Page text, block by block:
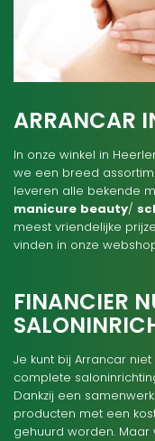
ARRANCAR
In onze winkel in
we een breed
leveren alle bekende
manicure beauty/
meest vriendelijke
vinden in onze
FINANCIER
Je kunt bij Arrancar
complete
Dankzij een
producten met een
gehuurd worden.